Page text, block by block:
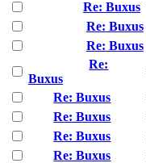
Re: Buxus
Re: Buxus
Re: Buxus
Re:
Buxus
Re: Buxus
Re: Buxus
Re: Buxus
Re: Buxus